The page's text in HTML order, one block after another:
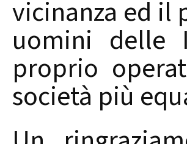
vicinanza ed il
uomini delle
proprio
società più